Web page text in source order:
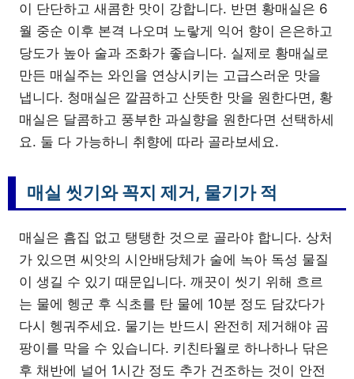
이 단단하고 새콤한 맛이 강합니다. 반면 황매실은 6
월 중순 이후 본격 나오며 노랗게 익어 향이 은은하고
당도가 높아 술과 조화가 좋습니다. 실제로 황매실로
만든 매실주는 와인을 연상시키는 고급스러운 맛을
냅니다. 청매실은 깔끔하고 산뜻한 맛을 원한다면, 황
매실은 달콤하고 풍부한 과실향을 원한다면 선택하세
요. 둘 다 가능하니 취향에 따라 골라보세요.
매실 씻기와 꼭지 제거, 물기가 적
매실은 흠집 없고 탱탱한 것으로 골라야 합니다. 상처
가 있으면 씨앗의 시안배당체가 술에 녹아 독성 물질
이 생길 수 있기 때문입니다. 깨끗이 씻기 위해 흐르
는 물에 헹군 후 식초를 탄 물에 10분 정도 담갔다가
다시 헹궈주세요. 물기는 반드시 완전히 제거해야 곰
팡이를 막을 수 있습니다. 키친타월로 하나하나 닦은
후 채반에 널어 1시간 정도 추가 건조하는 것이 안전